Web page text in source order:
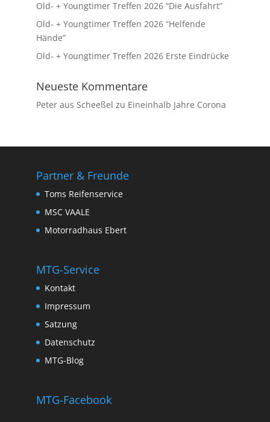
Old- + Youngtimer Treffen 2026 “Die Ausfahrt”
Old- + Youngtimer Treffen 2026 “Helfende
Hände”
Old- + Youngtimer Treffen 2026 Erste Eindrücke
Neueste Kommentare
Peter aus Scheeßel zu Eineinhalb Jahre Corona
Partner & Freunde
Toms Reifenservice
MSC VAALE
Motorradhaus Ebert
MTG-Service
Kontakt
Impressum
Satzung
Datenschutz
MTG-Blog
MTG-Facebook